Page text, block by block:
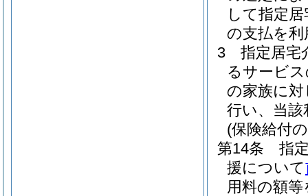
して指定
の支払を
3
指定居宅
るサービ
の家族に
行い、当
(保険給付
第14条
指
援について
用料の額